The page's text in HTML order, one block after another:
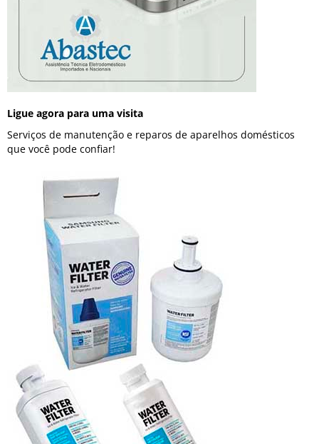
Ligue agora para uma visita
Serviços de manutenção e reparos de aparelhos domésticos
que você pode confiar!